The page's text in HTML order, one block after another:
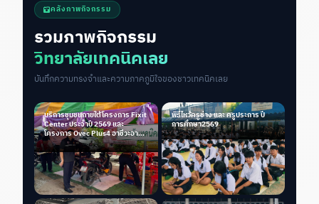
คลังภาพกิจกรรม
รวมภาพกิจกรรม
วิทยาลัยเทคนิคเลย
บันทึกความทรงจำและความภาคภูมิใจของชาวเทคนิคเลย
บริการชุมชนภายใต้โครงการ Fixit
Center ประจำปี 2569 และ
โครงการ Ovec Plus4 อาชีวะอาสา
ซ่อมได้ สร้างได้ ช่วยได้ จริง
พิธีไหว้ครูช่าง และ ครูประการ ปี
การศึกษา2569